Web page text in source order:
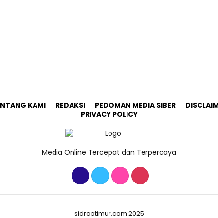
KAMI REDAKSI PEDOMAN MEDIA SIBER
PRIVACY POLICY
Media Online Tercepat dan Terpercaya
sidraptimur.com 2025